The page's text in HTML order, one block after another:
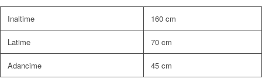
Inaltime 160 cm
Latime 70 cm
Adancime 45 cm